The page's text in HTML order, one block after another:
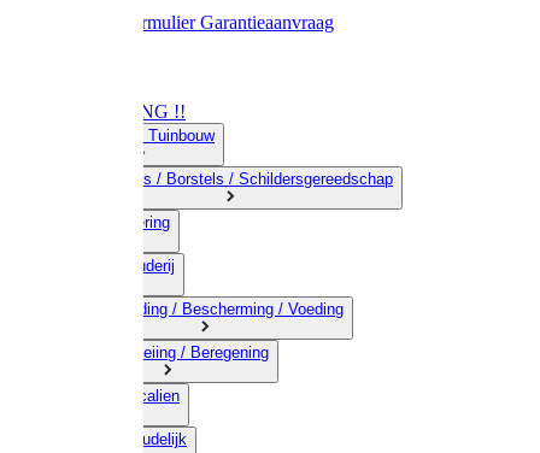
RetourformulierGarantieaanvraag
OPRUIMING !!
01) Land-& Tuinbouw
02) Bezems / Borstels / Schildersgereedschap
03) Afrastering
04) Veehouderij
05) Bestrijding / Bescherming / Voeding
06) Besproeiing / Beregening
07) Chemicalien
08) Huishoudelijk